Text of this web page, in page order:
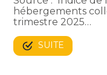
hébergements
trimestre 2025…
SUITE